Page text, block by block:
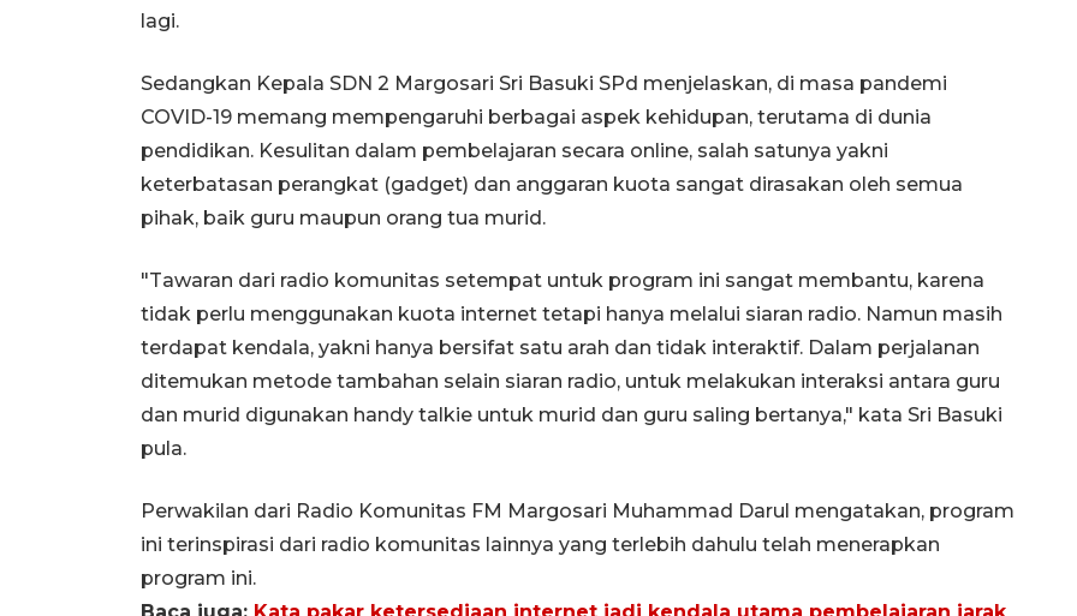
lagi.
Sedangkan Kepala SDN 2 Margosari Sri Basuki SPd menjelaskan, di masa pandemi
COVID-19 memang mempengaruhi berbagai aspek kehidupan, terutama di dunia
pendidikan. Kesulitan dalam pembelajaran secara online, salah satunya yakni
keterbatasan perangkat (gadget) dan anggaran kuota sangat dirasakan oleh semua
pihak, baik guru maupun orang tua murid.
"Tawaran dari radio komunitas setempat untuk program ini sangat membantu, karena
tidak perlu menggunakan kuota internet tetapi hanya melalui siaran radio. Namun masih
terdapat kendala, yakni hanya bersifat satu arah dan tidak interaktif. Dalam perjalanan
ditemukan metode tambahan selain siaran radio, untuk melakukan interaksi antara guru
dan murid digunakan handy talkie untuk murid dan guru saling bertanya," kata Sri Basuki
pula.
Perwakilan dari Radio Komunitas FM Margosari Muhammad Darul mengatakan, program
ini terinspirasi dari radio komunitas lainnya yang terlebih dahulu telah menerapkan
program ini.
Baca juga: Kata pakar ketersediaan internet jadi kendala utama pembelajaran jarak